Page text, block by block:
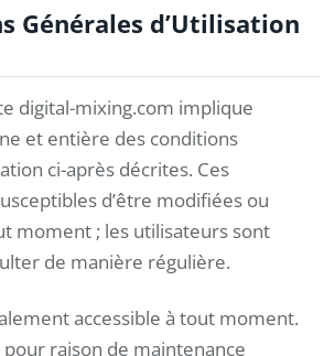
Générales d’Utilisation
digital-mixing.com implique
et entière des conditions
ci-après décrites. Ces
d’être modifiées ou
moment ; les utilisateurs sont
de manière régulière.
accessible à tout moment.
raison de maintenance